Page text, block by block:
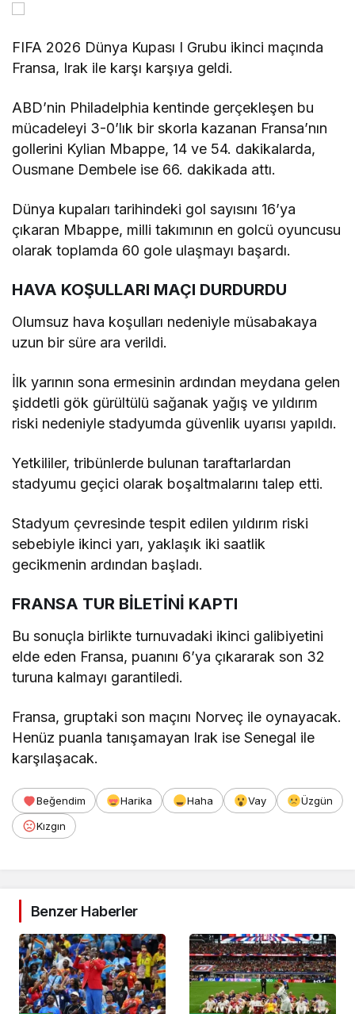
FIFA 2026 Dünya Kupası I Grubu ikinci maçında
Fransa, Irak ile karşı karşıya geldi.
ABD’nin Philadelphia kentinde gerçekleşen bu
mücadeleyi 3-0’lık bir skorla kazanan Fransa’nın
gollerini Kylian Mbappe, 14 ve 54. dakikalarda,
Ousmane Dembele ise 66. dakikada attı.
Dünya kupaları tarihindeki gol sayısını 16’ya
çıkaran Mbappe, milli takımının en golcü oyuncusu
olarak toplamda 60 gole ulaşmayı başardı.
HAVA KOŞULLARI MAÇI DURDURDU
Olumsuz hava koşulları nedeniyle müsabakaya
uzun bir süre ara verildi.
İlk yarının sona ermesinin ardından meydana gelen
şiddetli gök gürültülü sağanak yağış ve yıldırım
riski nedeniyle stadyumda güvenlik uyarısı yapıldı.
Yetkililer, tribünlerde bulunan taraftarlardan
stadyumu geçici olarak boşaltmalarını talep etti.
Stadyum çevresinde tespit edilen yıldırım riski
sebebiyle ikinci yarı, yaklaşık iki saatlik
gecikmenin ardından başladı.
FRANSA TUR BİLETİNİ KAPTI
Bu sonuçla birlikte turnuvadaki ikinci galibiyetini
elde eden Fransa, puanını 6’ya çıkararak son 32
turuna kalmayı garantiledi.
Fransa, gruptaki son maçını Norveç ile oynayacak.
Henüz puanla tanışamayan Irak ise Senegal ile
karşılaşacak.
Beğendim Harika Haha Vay
Üzgün
Kızgın
Benzer Haberler